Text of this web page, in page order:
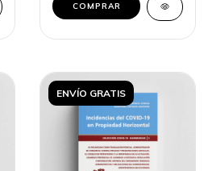
COMPRAR
ENVÍO GRATIS